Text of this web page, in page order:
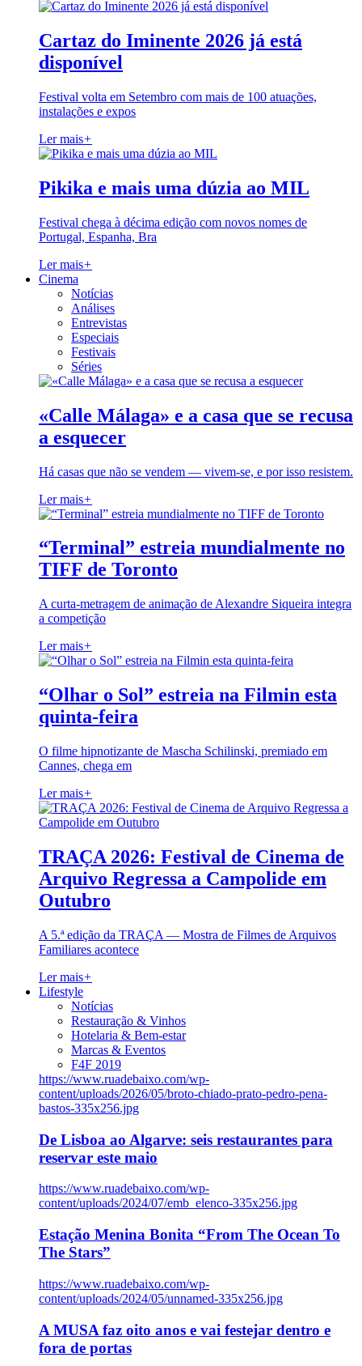
Cartaz do Iminente 2026 já está
disponível
Festival volta em Setembro com mais de 100 atuações,
instalações e expos
Ler mais+
Pikika e mais uma dúzia ao MIL
Festival chega à décima edição com novos nomes de
Portugal, Espanha, Bra
Ler mais+
Cinema
Notícias
Análises
Entrevistas
Especiais
Festivais
Séries
«Calle Málaga» e a casa que se recusa
a esquecer
Há casas que não se vendem — vivem-se, e por isso resistem.
Ler mais+
“Terminal” estreia mundialmente no
TIFF de Toronto
A curta-metragem de animação de Alexandre Siqueira integra
a competição
Ler mais+
“Olhar o Sol” estreia na Filmin esta
quinta-feira
O filme hipnotizante de Mascha Schilinski, premiado em
Cannes, chega em
Ler mais+
TRAÇA 2026: Festival de Cinema de
Arquivo Regressa a Campolide em
Outubro
A 5.ª edição da TRAÇA — Mostra de Filmes de Arquivos
Familiares acontece
Ler mais+
Lifestyle
Notícias
Restauração & Vinhos
Hotelaria & Bem-estar
Marcas & Eventos
F4F 2019
https://www.ruadebaixo.com/wp-
content/uploads/2026/05/broto-chiado-prato-pedro-pena-
bastos-335x256.jpg
De Lisboa ao Algarve: seis restaurantes para
reservar este maio
https://www.ruadebaixo.com/wp-
content/uploads/2024/07/emb_elenco-335x256.jpg
Estação Menina Bonita “From The Ocean To
The Stars”
https://www.ruadebaixo.com/wp-
content/uploads/2024/05/unnamed-335x256.jpg
A MUSA faz oito anos e vai festejar dentro e
fora de portas